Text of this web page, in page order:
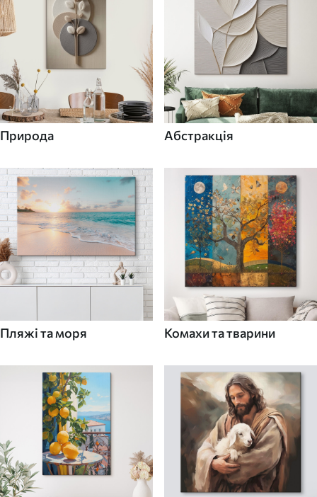
Природа Абстракція
Пляжі та моря Комахи та тварини